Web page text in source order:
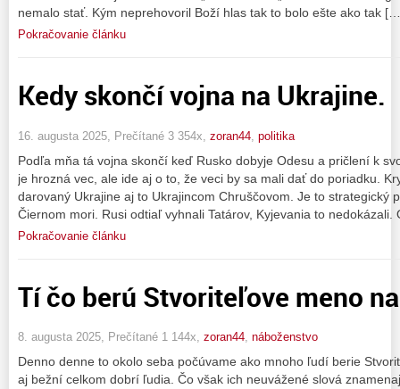
nemalo stať. Kým neprehovoril Boží hlas tak to bolo ešte ako tak
Pokračovanie článku
Kedy skončí vojna na Ukrajine.
16. augusta 2025, Prečítané 3 354x, zoran44 politika
Podľa mňa tá vojna skončí keď Rusko dobyje Odesu a pričlení k
je hrozná vec, ale ide aj o to, že veci by sa mali dať do poriadku.
darovaný Ukrajine aj to Ukrajincom Chruščovom. Je to strategický
Čiernom mori. Rusi odtiaľ vyhnali Tatárov, Kyjevania to
Pokračovanie článku
Tí čo berú Stvoriteľove meno
8. augusta 2025, Prečítané 1 144x, zoran44, náboženstvo
Denno denne to okolo seba počúvame ako mnoho ľudí berie
aj bežní celkom dobrí ľudia. Čo však ich neuvážené slová